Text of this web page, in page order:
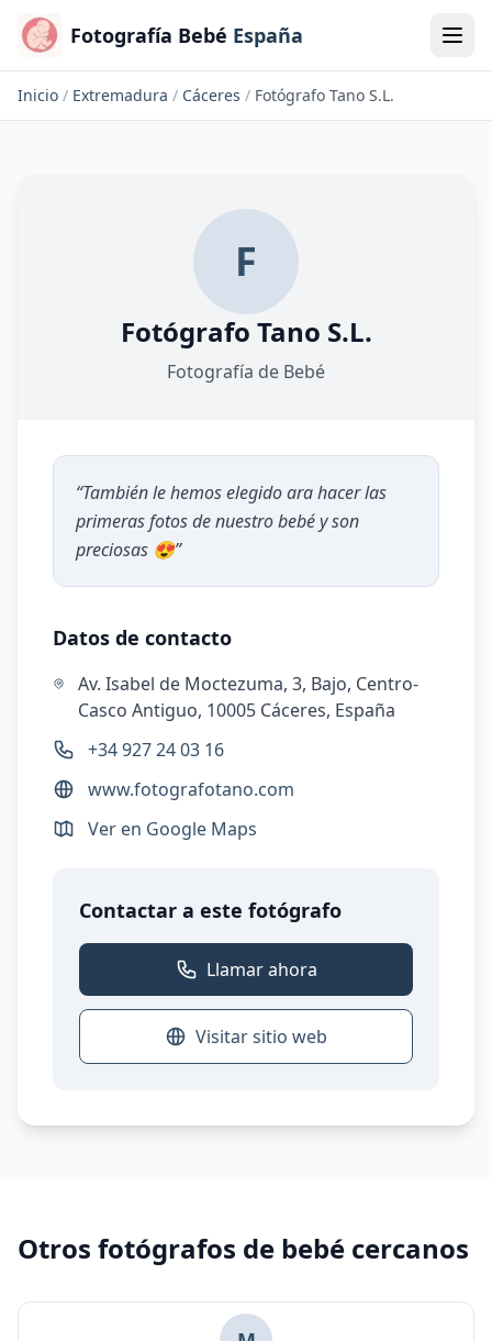
Fotografía Bebé España
Inicio / Extremadura / Cáceres / Fotógrafo Tano S.L.
F
Fotógrafo Tano S.L.
Fotografía de Bebé
“También le hemos elegido ara hacer las
primeras fotos de nuestro bebé y son
preciosas 😍”
Datos de contacto
Av. Isabel de Moctezuma, 3, Bajo, Centro-
Casco Antiguo, 10005 Cáceres, España
+34 927 24 03 16
www.fotografotano.com
Ver en Google Maps
Contactar a este fotógrafo
Llamar ahora
Visitar sitio web
Otros fotógrafos de bebé cercanos